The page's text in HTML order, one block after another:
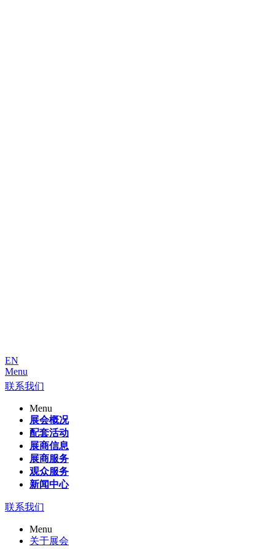
EN
Menu
联系我们
Menu
展会概况
配套活动
展商信息
展商服务
观众服务
新闻中心
联系我们
Menu
关于展会